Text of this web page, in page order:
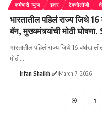
कर्मचारी न्युज इतर टेक्नोलॉजी
भारतातील पहिलं राज्य जिथे 16
बॅन, मुख्यमंत्र्यांची मोठी
भारतातील पहिलं राज्य जिथे 16
मोठी…
Irfan Shaikh ✅ March 7, 2026
1